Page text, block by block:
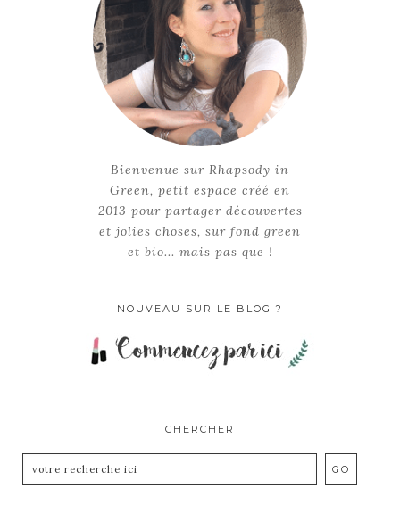
Bienvenue sur Rhapsody in
Green, petit espace créé en
2013 pour partager découvertes
et jolies choses, sur fond green
et bio... mais pas que !
NOUVEAU SUR LE BLOG ?
CHERCHER